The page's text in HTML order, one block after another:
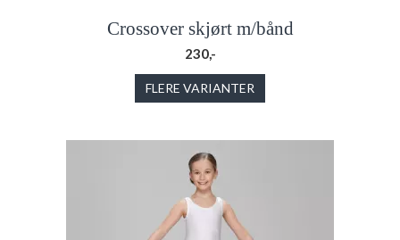
Crossover skjørt m/bånd
230,-
FLERE VARIANTER